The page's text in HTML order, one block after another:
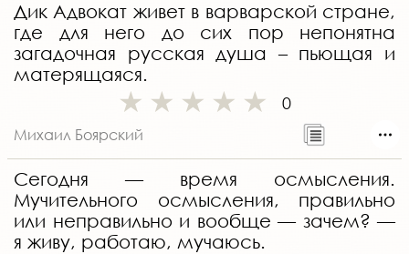
Дик Адвокат живет в варварской стране,
где для него до сих пор непонятна
загадочная русская душа – пьющая и
матерящаяся.
0
Михаил Боярский
Сегодня — время осмысления.
Мучительного осмысления, правильно
или неправильно и вообще — зачем? —
я живу, работаю, мучаюсь.